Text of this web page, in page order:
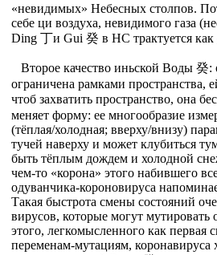
«невидимых» Небесных столпов.
себе ци воздуха, невидимого газа
Ding 丁и Gui 癸 в НС трактуется как
Второе качество иньской Воды 癸:
ограничена рамками пространства,
чтоб захватить пространство, она
меняет форму: ее многообразие
(тёплая/холодная; вверху/внизу)
тучей наверху и может клубиться
быть тёплым дождем и холодной
чем-то «корона» этого набившего
одуванчика-короновируса
Такая быстрота смены состояний
вирусов, которые могут мутировать
этого, легкомысленного как первая
переменам-мутациям,